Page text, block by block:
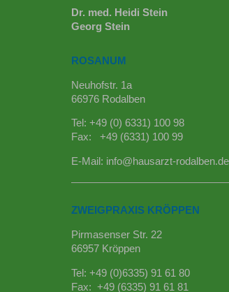
Dr. med. Heidi Stein
Georg Stein
ROSANUM
Neuhofstr. 1a
66976 Rodalben
Tel: +49 (0) 6331) 100 98
Fax: +49 (6331) 100 99
E-Mail: info@hausarzt-rodalben.de
ZWEIGPRAXIS KRÖPPEN
Pirmasenser Str. 22
66957 Kröppen
Tel: +49 (0)6335) 91 61 80
Fax: +49 (6335) 91 61 81